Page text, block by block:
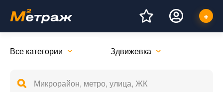
Все категории Здвижевка